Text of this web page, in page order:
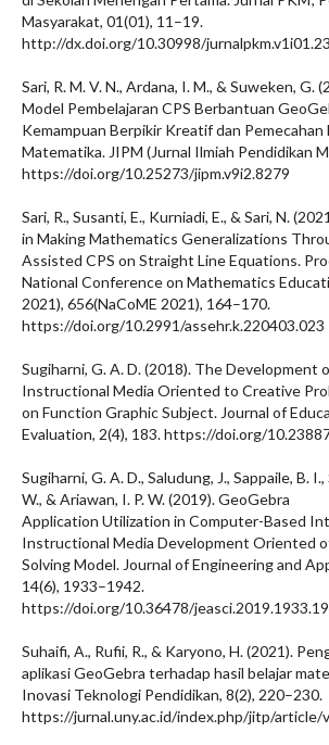
Masyarakat, 01(01), 11–19.
http://dx.doi.org/10.30998/
Sari, R. M. V. N., Ardana, I. M., & Suweken, G.
Model Pembelajaran CPS Berbantuan
Kemampuan Berpikir Kreatif dan Pemecahan
Matematika. JIPM (Jurnal Ilmiah Pendidikan
https://doi.org/10.25273/jipm.v9i2.8279
Sari, R., Susanti, E., Kurniadi, E., & Sari, N.
in Making Mathematics Generalizations
Assisted CPS on Straight Line Equations.
National Conference on Mathematics
2021), 656(NaCoME 2021), 164–170.
https://doi.org/10.2991/assehr.k.220403.023
Sugiharni, G. A. D. (2018). The Development
Instructional Media Oriented to Creative
on Function Graphic Subject. Journal of
Evaluation, 2(4), 183. https://doi.org/
Sugiharni, G. A. D., Saludung, J., Sappaile, B. I.,
W., & Ariawan, I. P. W. (2019). GeoGebra
Application Utilization in Computer-Based
Instructional Media Development Oriented
Solving Model. Journal of Engineering and
14(6), 1933–1942.
https://doi.org/10.36478/
Suhaifi, A., Rufii, R., & Karyono, H. (2021).
aplikasi GeoGebra terhadap hasil belajar
Inovasi Teknologi Pendidikan, 8(2), 220–230.
https://jurnal.uny.ac.id/index.php/jitp/article/